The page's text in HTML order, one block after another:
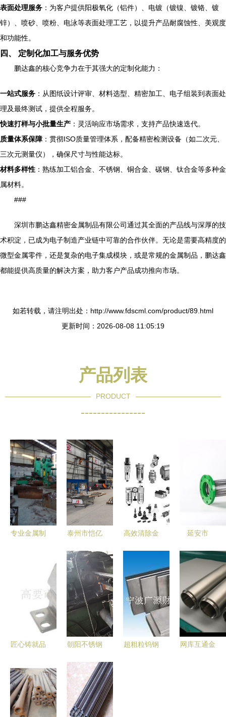
表面处理服务 ：为客户提供阳极氧化（铝件）、电镀（镀镍、镀铬、镀
锌）、喷砂、喷粉、电泳等表面处理工艺，以提升产品耐腐蚀性、美观度
和功能性。
四、 定制化加工与服务优势
鹏达鑫的核心竞争力在于其强大的定制化能力：
一站式服务 ：从图纸设计评审、材料选型、精密加工、电子组装到表面处
理及最终测试，提供全程服务。
快速打样与小批量生产 ：灵活响应市场需求，支持产品快速迭代。
质量体系保障 ：贯彻ISO质量管理体系，配备精密检测设备（如二次元、
三次元测量仪），确保尺寸与性能达标。
材料多样性 ：熟练加工铝合金、不锈钢、铜合金、碳钢、钛合金等多种金
属材料。
###
深圳市鹏达鑫精密金属制品有限公司通过其全面的产品线与深厚的技
术积淀，已成为电子制造产业链中可靠的合作伙伴。无论是需要高精度的
微型金属零件，还是复杂的电子集成模块，或是常规的金属制品，鹏达鑫
都能提供高质量的解决方案，助力客户产品成功推向市场。
如若转载，请注明出处：http://www.fdscml.com/product/89.html
更新时间：2026-08-08 11:05:19
产品列表
PRODUCT
----------------
专业金属制
城经济开发
区鸿发金属
制品加工厂
简介
泰州市恺亿
品质与创新
并驱的金属
制品行业典
范
高效清除金
解析
延安市
不锈钢波纹
金属软管
产品选集
匠心铸就品
金安达金属
制品厂的发
展之路
朝阳不锈钢
久而精密的
高光谱金属
制品新标杆
超粗粒钨钢
网库互通金